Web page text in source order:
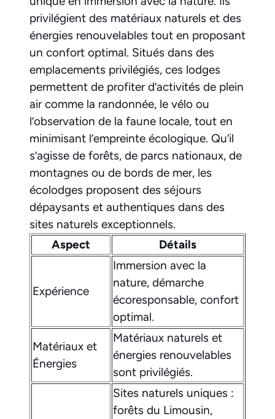
privilégient des matériaux naturels et des
énergies renouvelables tout en proposant
un confort optimal. Situés dans des
emplacements privilégiés, ces lodges
permettent de profiter d’activités de plein
air comme la randonnée, le vélo ou
l’observation de la faune locale, tout en
minimisant l’empreinte écologique. Qu’il
s’agisse de forêts, de parcs nationaux, de
montagnes ou de bords de mer, les
écolodges proposent des séjours
dépaysants et authentiques dans des
sites naturels exceptionnels.
Aspect
Détails
Expérience
Immersion avec la
nature, démarche
écoresponsable, confort
optimal.
Matériaux et
Énergies
Matériaux naturels et
énergies renouvelables
sont privilégiés.
Sites naturels uniques :
forêts du Limousin,